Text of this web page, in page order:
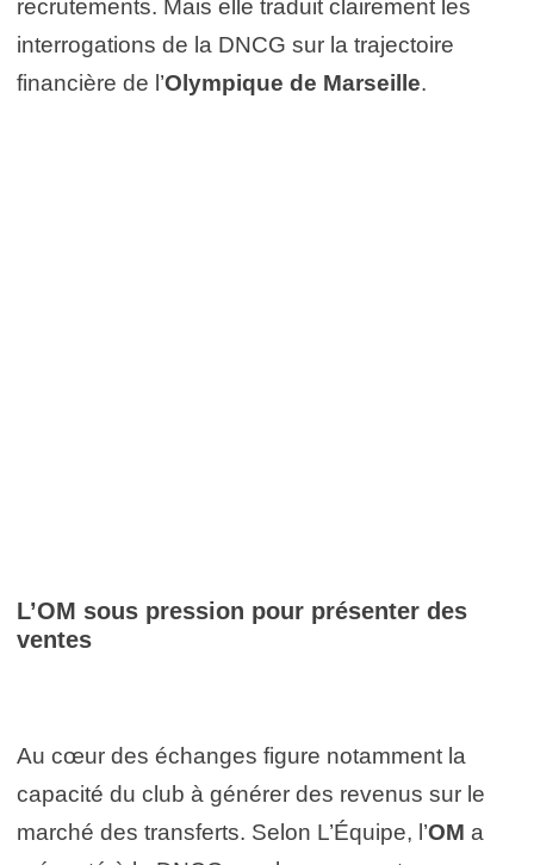
recrutements. Mais elle traduit clairement les
interrogations de la DNCG sur la trajectoire
financière de l’Olympique de Marseille.
L’OM sous pression pour présenter des
ventes
Au cœur des échanges figure notamment la
capacité du club à générer des revenus sur le
marché des transferts. Selon L’Équipe, l’OM a